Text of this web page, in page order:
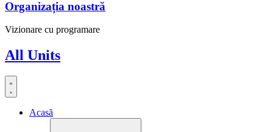
Organizația noastră
Vizionare cu programare
All Units
Acasă